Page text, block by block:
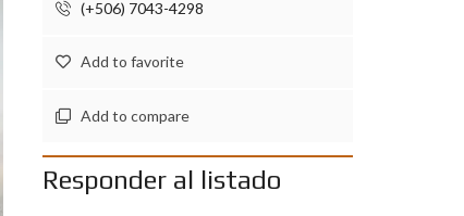
N
U
E
(+506) 7043-4298
Add to favorite
Add to compare
Responder al listado